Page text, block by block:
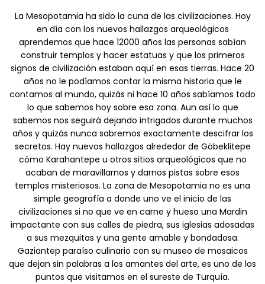
La Mesopotamia ha sido la cuna de las civilizaciones. Hoy
en día con los nuevos hallazgos arqueológicos
aprendemos que hace 12000 años las personas sabían
construir templos y hacer estatuas y que los primeros
signos de civilización estaban aquí en esas tierras. Hace 20
años no le podíamos contar la misma historia que le
contamos al mundo, quizás ni hace 10 años sabíamos todo
lo que sabemos hoy sobre esa zona. Aun así lo que
sabemos nos seguirá dejando intrigados durante muchos
años y quizás nunca sabremos exactamente descifrar los
secretos. Hay nuevos hallazgos alrededor de Göbeklitepe
cómo Karahantepe u otros sitios arqueológicos que no
acaban de maravillarnos y darnos pistas sobre esos
templos misteriosos. La zona de Mesopotamia no es una
simple geografía a donde uno ve el inicio de las
civilizaciones si no que ve en carne y hueso una Mardin
impactante con sus calles de piedra, sus iglesias adosadas
a sus mezquitas y una gente amable y bondadosa.
Gaziantep paraíso culinario con su museo de mosaicos
que dejan sin palabras a los amantes del arte, es uno de los
puntos que visitamos en el sureste de Turquía.